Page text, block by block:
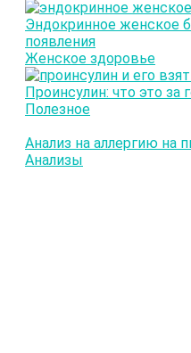
Эндокринное женское
появления
Женское здоровье
Проинсулин: что это за
Полезное
Анализ на аллергию на
Анализы